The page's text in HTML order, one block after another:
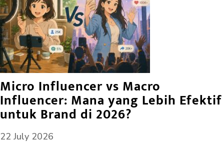
Micro Influencer vs Macro
Influencer: Mana yang Lebih Efektif
untuk Brand di 2026?
22 July 2026